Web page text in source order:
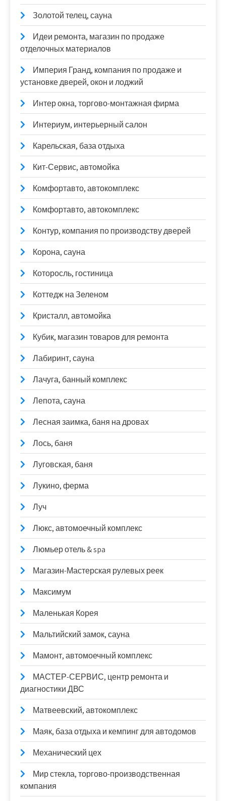
Золотой телец, сауна
Идеи ремонта, магазин по продаже
отделочных материалов
Империя Гранд, компания по продаже и
установке дверей, окон и лоджий
Интер окна, торгово-монтажная фирма
Интериум, интерьерный салон
Карельская, база отдыха
Кит-Сервис, автомойка
Комфортавто, автокомплекс
Комфортавто, автокомплекс
Контур, компания по производству дверей
Корона, сауна
Которосль, гостиница
Коттедж на Зеленом
Кристалл, автомойка
Кубик, магазин товаров для ремонта
Лабиринт, сауна
Лачуга, банный комплекс
Лепота, сауна
Лесная заимка, баня на дровах
Лось, баня
Луговская, баня
Лукино, ферма
Луч
Люкс, автомоечный комплекс
Люмьер отель & spa
Магазин-Мастерская рулевых реек
Максимум
Маленькая Корея
Мальтийский замок, сауна
Мамонт, автомоечный комплекс
МАСТЕР-СЕРВИС, центр ремонта и
диагностики ДВС
Матвеевский, автокомплекс
Маяк, база отдыха и кемпинг для автодомов
Механический цех
Мир стекла, торгово-производственная
компания